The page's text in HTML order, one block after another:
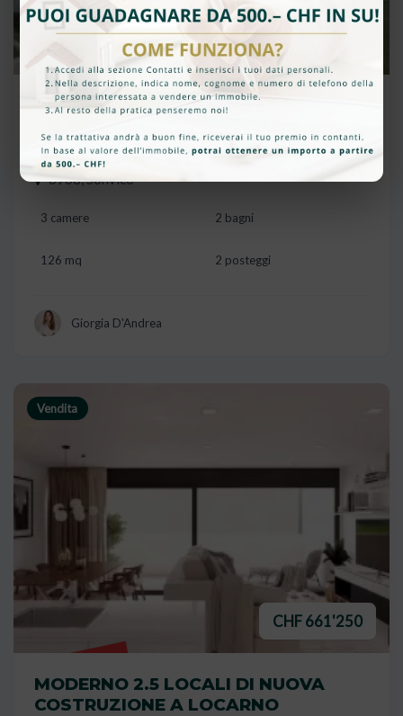
CHF 895'000
NUOVO 4.5 LOCALI DI ALTO
6968, Sonvico
3 camere 2 bagni
126 mq 2 posteggi
Giorgia D'Andrea
Vendita
CHF 661'250
MODERNO 2.5 LOCALI DI NUOVA
COSTRUZIONE A LOCARNO